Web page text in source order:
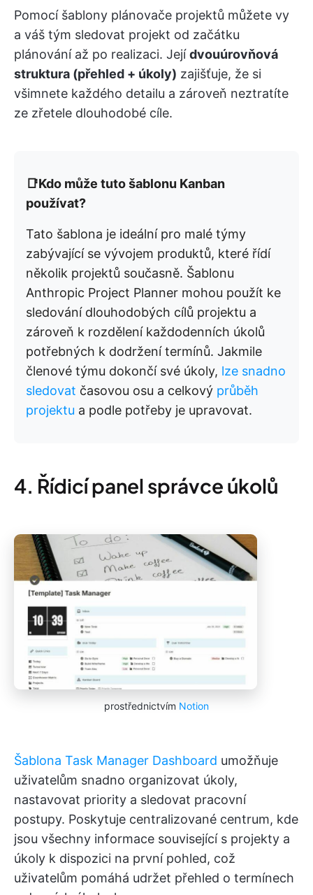
Pomocí šablony plánovače projektů můžete vy
a váš tým sledovat projekt od začátku
plánování až po realizaci. Jejídvouúrovňová
struktura (přehled + úkoly) zajišťuje, že si
všimnete každého detailu a zároveň neztratíte
ze zřetele dlouhodobé cíle.
📑Kdo může tuto šablonu Kanban
používat?
Tato šablona je ideální pro malé týmy
zabývající se vývojem produktů, které řídí
několik projektů současně. Šablonu
Anthropic Project Planner mohou použít ke
sledování dlouhodobých cílů projektu a
zároveň k rozdělení každodenních úkolů
potřebných k dodržení termínů. Jakmile
členové týmu dokončí své úkoly, lze snadno
sledovat časovou osu a celkový průběh
projektu a podle potřeby je upravovat.
4. Řídicí panel správce úkolů
prostřednictvím Notion
Šablona Task Manager Dashboard umožňuje
uživatelům snadno organizovat úkoly,
nastavovat priority a sledovat pracovní
postupy. Poskytuje centralizované centrum, kde
jsou všechny informace související s projekty a
úkoly k dispozici na první pohled, což
uživatelům pomáhá udržet přehled o termínech